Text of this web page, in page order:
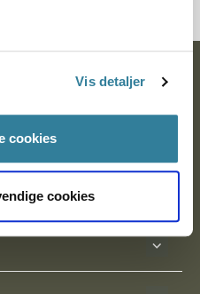
Vis detaljer
cookies
cookies